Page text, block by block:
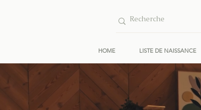
HOME LISTE DE NAISSANCE